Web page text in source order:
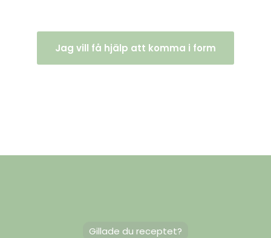
Jag vill få hjälp att komma i form
Gillade du receptet?